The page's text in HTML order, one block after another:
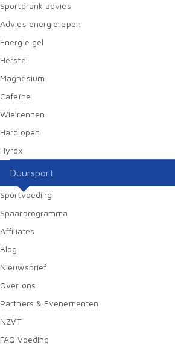
Sportdrank advies
Advies energierepen
Energie gel
Herstel
Magnesium
Cafeïne
Wielrennen
Hardlopen
Hyrox
Duursport
Sportvoeding
Spaarprogramma
Affiliates
Blog
Nieuwsbrief
Over ons
Partners & Evenementen
NZVT
FAQ Voeding